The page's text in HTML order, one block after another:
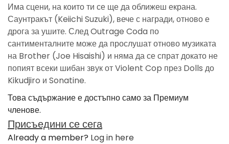
Има сцени, на които ти се ще да оближеш екрана.
Саунтракът (Keiichi Suzuki), вече с награди, отново е
дрога за ушите. След Outrage Coda по
сантименталните може да прослушат отново музиката
на Brother (Joe Hisaishi) и няма да се спрат докато не
попият всеки шибан звук от Violent Cop през Dolls до
Kikudjiro и Sonatine.
Това съдържание е достъпно само за Премиум
членове.
Присъедини се сега
Already a member? Log in here